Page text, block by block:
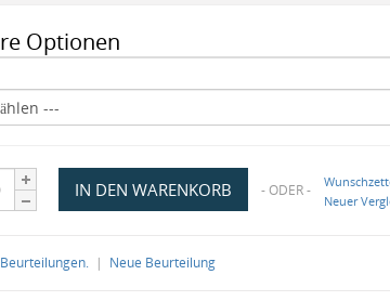
Optionen
- ODER -
Neuer
| Neue Beurteilung